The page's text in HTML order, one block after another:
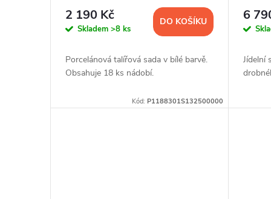
2 190 Kč
Skladem >8 ks
DO KOŠÍKU
Porcelánová talířová sada v bílé barvě.
Obsahuje 18 ks nádobí.
Kód:P1188301S132500000
6
Jídelní